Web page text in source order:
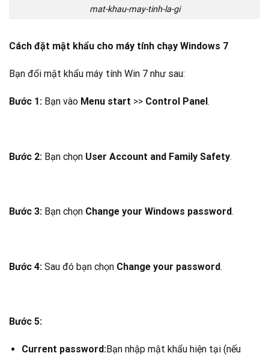
mat-khau-may-tinh-la-gi
Cách đặt mật khẩu cho máy tính chạy Windows 7
Bạn đổi mật khẩu máy tính Win 7 như sau:
Bước 1: Bạn vào Menu start >> Control Panel.
Bước 2: Bạn chọn User Account and Family Safety.
Bước 3: Bạn chọn Change your Windows password.
Bước 4: Sau đó bạn chọn Change your password.
Bước 5:
Current password:Bạn nhập mật khẩu hiện tại (nếu